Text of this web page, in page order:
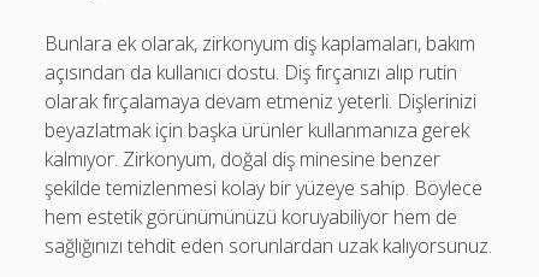
Bunlara ek olarak, zirkonyum diş kaplamaları, bakım
açısından da kullanıcı dostu. Diş fırçanızı alıp rutin
olarak fırçalamaya devam etmeniz yeterli. Dişlerinizi
beyazlatmak için başka ürünler kullanmanıza gerek
kalmıyor. Zirkonyum, doğal diş minesine benzer
şekilde temizlenmesi kolay bir yüzeye sahip. Böylece
hem estetik görünümünüzü koruyabiliyor hem de
sağlığınızı tehdit eden sorunlardan uzak kalıyorsunuz.